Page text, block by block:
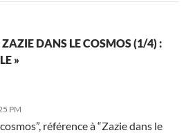
DANS LE COSMOS (1/4) :
»
PM
référence à “Zazie dans le